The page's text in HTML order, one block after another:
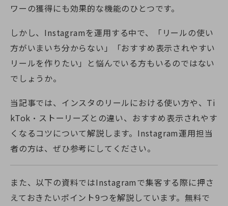
ワーの獲得にも効果的な機能のひとつです。
しかし、Instagramを運用する中で、「リールの使い
方がいまいち分からない」「おすすめ表示されやすい
リールを作りたい」と悩んでいる方もいるのではない
でしょうか。
当記事では、インスタのリールにおける使い方や、Ti
kTok・ストーリーズとの違い、おすすめ表示されやす
くなるコツについて解説します。Instagram運用担当
者の方は、ぜひ参考にしてください。
また、以下の資料ではInstagramで集客する際に押さ
えておきたいポイント9つを解説しています。無料で